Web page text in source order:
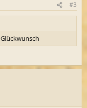
#3
Glückwunsch